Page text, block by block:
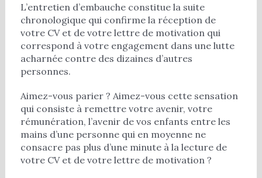
L’entretien d’embauche constitue la suite
chronologique qui confirme la réception de
votre CV et de votre lettre de motivation qui
correspond à votre engagement dans une lutte
acharnée contre des dizaines d’autres
personnes.
Aimez-vous parier ? Aimez-vous cette sensation
qui consiste à remettre votre avenir, votre
rémunération, l’avenir de vos enfants entre les
mains d’une personne qui en moyenne ne
consacre pas plus d’une minute à la lecture de
votre CV et de votre lettre de motivation ?